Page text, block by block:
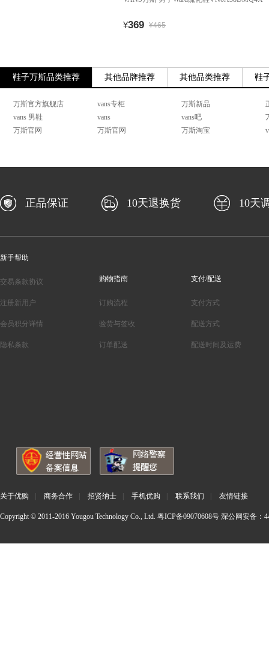
¥369 ¥465
鞋子万斯品类推荐 其他品牌推荐 其他品类推荐 鞋
万斯官方旗舰店 vans专柜 万斯新品
vans 男鞋
vans vans吧
万斯官网
万斯官网 万斯淘宝
正品保证 10天退换货 10天
新手帮助
交易条款协议
注册新用户
会员积分详情
隐私条款
购物指南
订购流程
验货与签收
订单配送
支付/配送
支付方式
配送方式
配送时间及运费
关于优购 商务合作 招贤纳士 手机优购 联系我们 友情链接
Copyright © 2011-2016 Yougou Technology Co., Ltd. 粤ICP备09070608号 深公网安备：